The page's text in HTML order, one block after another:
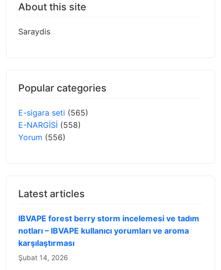
About this site
Saraydis
Popular categories
E-sigara seti (565)
E-NARGİSİ (558)
Yorum (556)
Latest articles
IBVAPE forest berry storm incelemesi ve tadım
notları – IBVAPE kullanıcı yorumları ve aroma
karşılaştırması
Şubat 14, 2026